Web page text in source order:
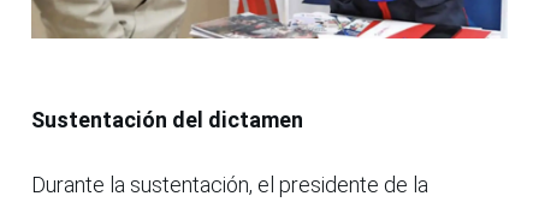
Sustentación del dictamen
Durante la sustentación, el presidente de la